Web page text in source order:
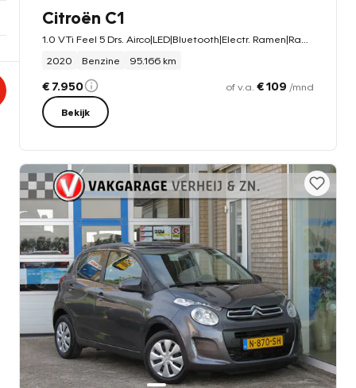
Citroën C1
2020
Benzine 95.166 km
€ 7.950 of v.a. € 109 /mnd
Bekijk